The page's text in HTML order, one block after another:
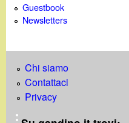
n
o
Guestbook
Newsletters
Chi siamo
Contattaci
Privacy